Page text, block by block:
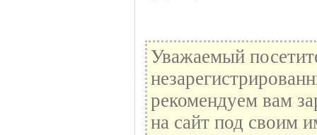
Уважаемый
рекомендуем вам
на сайт под своим